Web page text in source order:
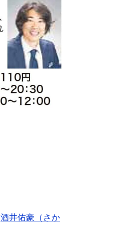
酒井佑豪（さか